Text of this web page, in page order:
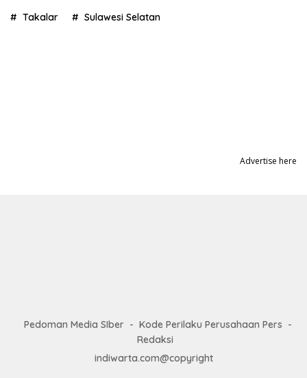
Takalar Sulawesi Selatan
Advertise here
Pedoman Media SIber
Kode Perilaku Perusahaan Pers
Redaksi
indiwarta.com@copyright